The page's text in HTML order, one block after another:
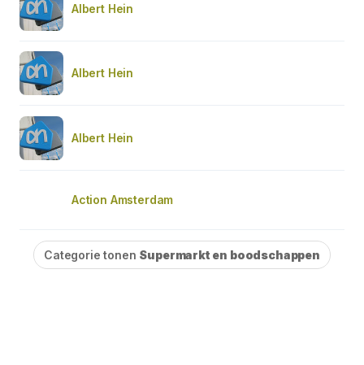
Albert Hein
Albert Hein
Albert Hein
Action Amsterdam
Categorie tonen Supermarkt en boodschappen